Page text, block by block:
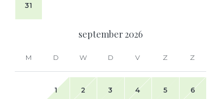
31
september2026
M D W D V Z Z
1 2 3 4 5 6